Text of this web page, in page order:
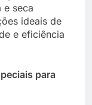
e seca
ideais de
e eficiência
para